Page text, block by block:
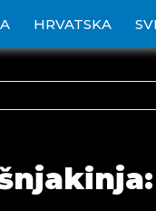
HRVATSKA